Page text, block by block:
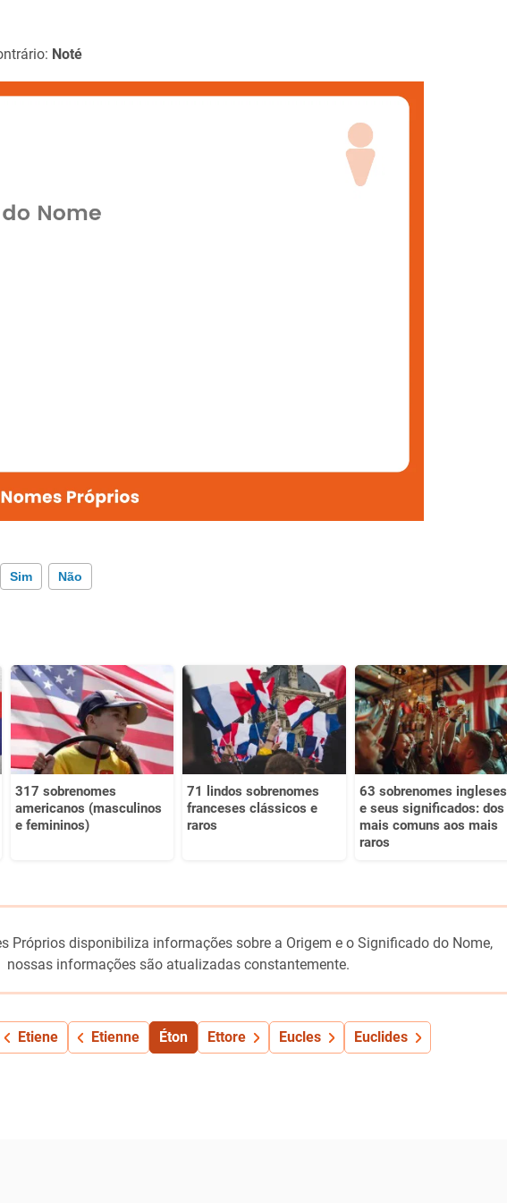
Noté
Sim Não
incorreta
informação que procuro
317 sobrenomes
americanos (masculinos
e femininos)
71 lindos sobrenomes
franceses clássicos e
raros
63 sobrenomes ingleses
e seus significados: dos
mais comuns aos mais
raros
Próprios disponibiliza informações sobre a Origem e o Significado do Nome,
nossas informações são atualizadas constantemente.
Etiene Etienne Éton Ettore Eucles Euclides